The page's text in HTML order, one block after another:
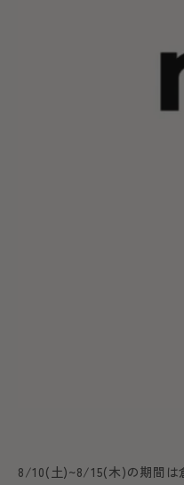
8/10(土)~8/15(木)の期間は